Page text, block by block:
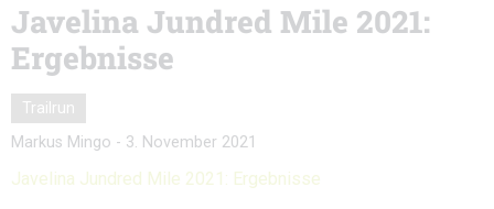
Javelina Jundred Mile 2021:
Ergebnisse
Trailrun
Markus Mingo - 3. November 2021
Javelina Jundred Mile 2021: Ergebnisse